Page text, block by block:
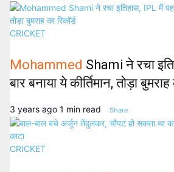
CRICKET
Mohammed Shami ने रचा
बार बनाया ये कीर्तिमान, तोड़ा बुमराह
3 years ago 1 min read Share
CRICKET